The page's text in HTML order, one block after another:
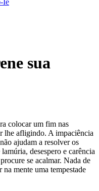
Ie
sua
colocar um fim nas
lhe afligindo. A impaciência
ajudam a resolver os
desespero e carência
se acalmar. Nada de
mente uma tempestade